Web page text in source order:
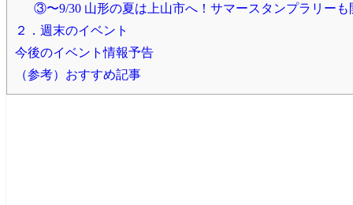
③〜9/30 山形の夏は上山市へ！サマースタンプラリーも
２．週末のイベント
今後のイベント情報予告
（参考）おすすめ記事